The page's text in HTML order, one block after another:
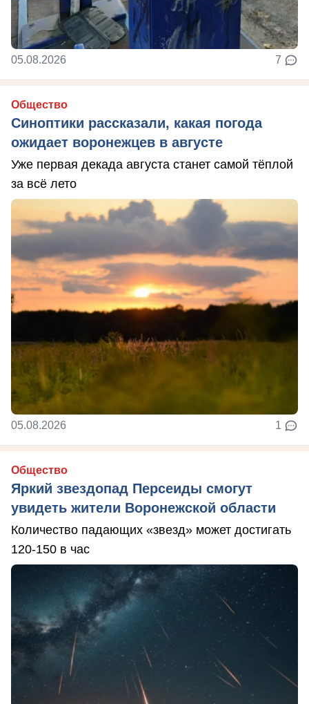
05.08.2026 7
Общество
Синоптики рассказали, какая погода
ожидает воронежцев в августе
Уже первая декада августа станет самой тёплой
за всё лето
05.08.2026 1
Общество
Яркий звездопад Персеиды смогут
увидеть жители Воронежской области
Количество падающих «звезд» может достигать
120-150 в час